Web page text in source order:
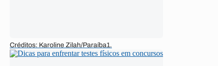
Créditos: Karoline Zilah/Paraíba1.